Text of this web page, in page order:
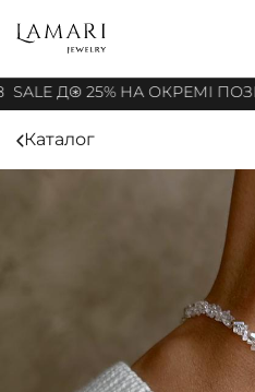
SALE ДО 25% НА ОКРЕМІ
Каталог